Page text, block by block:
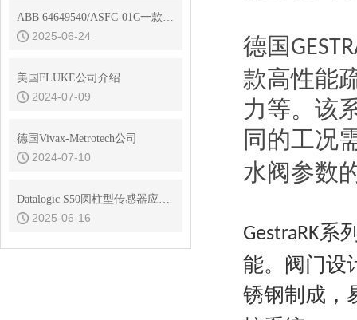
ABB 64649540/ASFC-01C一款功能*的开关熔丝控制器
2025-06-24
美国FLUKE公司介绍
2024-07-09
德国Vivax-Metrotech公司
2024-07-10
Datalogic S50圆柱型传感器应用在哪几个行业？
2025-06-16
德国
款高性能
力等。该
同的工况
水阀参数
GestraRK系
能。阀门设
锈钢制成，